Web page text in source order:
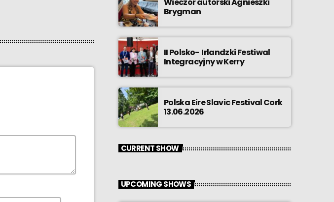
Brygman
II Polsko- Irlandzki Festiwal
Integracyjny w Kerry
Polska Eire Slavic Festival Cork
13.06.2026
CURRENT SHOW
UPCOMING SHOWS